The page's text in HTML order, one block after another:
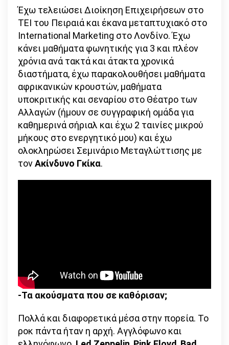
Έχω τελειώσει Διοίκηση Επιχειρήσεων στο
ΤΕΙ του Πειραιά και έκανα μεταπτυχιακό στο
International Marketing στο Λονδίνο. Έχω
κάνει μαθήματα φωνητικής για 3 και πλέον
χρόνια ανά τακτά και άτακτα χρονικά
διαστήματα, έχω παρακολουθήσει μαθήματα
αφρικανικών κρουστών, μαθήματα
υποκριτικής και σεναρίου στο Θέατρο των
Αλλαγών (ήμουν σε συγγραφική ομάδα για
καθημερινά σήριαλ και έχω 2 ταινίες μικρού
μήκους στο ενεργητικό μου) και έχω
ολοκληρώσει Σεμινάριο Μεταγλώττισης με
τονΑκίνδυνο Γκίκα.
-Τα ακούσματα που σε καθόρισαν;
Πολλά και διαφορετικά μέσα στην πορεία. Το
ροκ πάντα ήταν η αρχή. Αγγλόφωνο και